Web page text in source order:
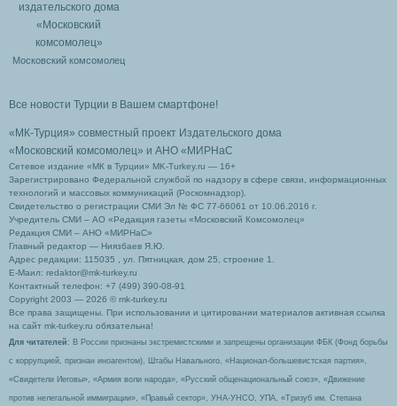
Московский комсомолец
Все новости Турции в Вашем смартфоне!
«МК-Турция» совместный проект Издательского дома
«Московский комсомолец» и АНО «МИРНаС
Сетевое издание «МК в Турции» MK-Turkey.ru — 16+
Зарегистрировано Федеральной службой по надзору в сфере связи, информационных
технологий и массовых коммуникаций (Роскомнадзор).
Свидетельство о регистрации СМИ Эл № ФС 77-66061 от 10.06.2016 г.
Учредитель СМИ – АО «Редакция газеты «Московский Комсомолец»
Редакция СМИ – АНО «МИРНаС»
Главный редактор — Ниязбаев Я.Ю.
Адрес редакции: 115035 , ул. Пятницкая, дом 25, строение 1.
Е-Маил: redaktor@mk-turkey.ru
Контактный телефон: +7 (499) 390-08-91
Copyright 2003 — 2026 © mk-turkey.ru
Все права защищены. При использовании и цитировании материалов активная ссылка
на сайт mk-turkey.ru обязательна!
Для читателей : В России признаны экстремистскими и запрещены организации ФБК (Фонд борьбы
с коррупцией, признан иноагентом), Штабы Навального, «Национал-большевистская партия»,
«Свидетели Иеговы», «Армия воли народа», «Русский общенациональный союз», «Движение
против нелегальной иммиграции», «Правый сектор», УНА-УНСО, УПА, «Тризуб им. Степана